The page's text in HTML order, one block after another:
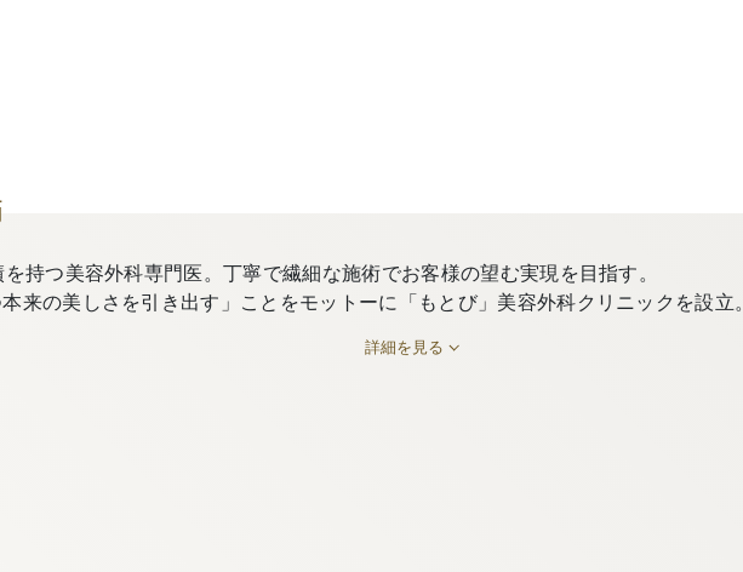
持つ美容外科専門医。丁寧で繊細な施術でお客様の望む実現を目指す。
来の美しさを引き出す」ことをモットーに「もとび」美容外科クリニックを設立。
詳細を見る